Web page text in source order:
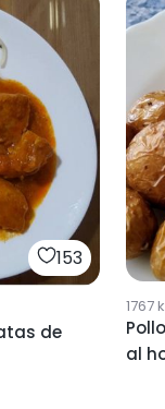
153
de
1767
al